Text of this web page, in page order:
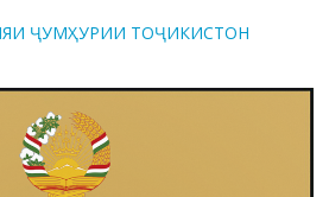
ҶУМҲУРИИ ТОҶИКИСТОН